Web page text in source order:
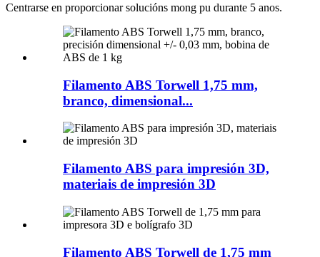
Centrarse en proporcionar solucións mong pu durante 5 anos.
Filamento ABS Torwell 1,75 mm,
branco, dimensional...
Filamento ABS para impresión 3D,
materiais de impresión 3D
Filamento ABS Torwell de 1,75 mm